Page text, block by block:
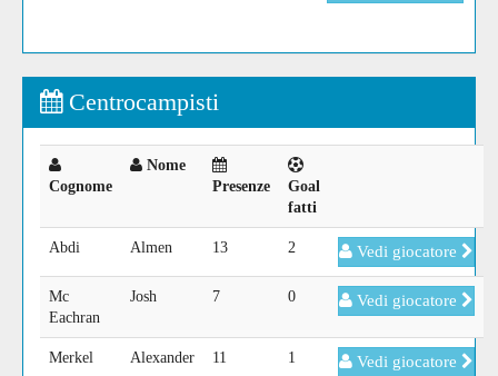
Centrocampisti
Cognome
Nome
Presenze
Goal
fatti
Abdi Almen 13 2 Vedi giocatore
Mc
Eachran
Josh 7 0 Vedi giocatore
Merkel Alexander 11 1 Vedi giocatore